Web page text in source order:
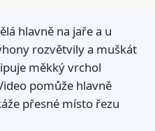
hlavně na jaře a u
rozvětvily a muškát
měkký vrchol
pomůže hlavně
přesné místo řezu